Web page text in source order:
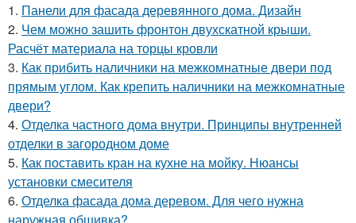
1. Панели для фасада деревянного дома. Дизайн
2. Чем можно зашить фронтон двухскатной крыши.
Расчёт материала на торцы кровли
3. Как прибить наличники на межкомнатные двери под
прямым углом. Как крепить наличники на межкомнатные
двери?
4. Отделка частного дома внутри. Принципы внутренней
отделки в загородном доме
5. Как поставить кран на кухне на мойку. Нюансы
установки смесителя
6. Отделка фасада дома деревом. Для чего нужна